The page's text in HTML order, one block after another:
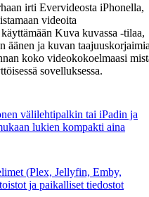
irti Evervideosta iPhonella,
videoita
Kuva kuvassa -tilaa,
äänen ja kuvan
koko videokokoelmaasi
sovelluksessa.
välilehtipalkin tai iPadin ja
lukien kompakti aina
(Plex, Jellyfin, Emby,
ja paikalliset tiedostot